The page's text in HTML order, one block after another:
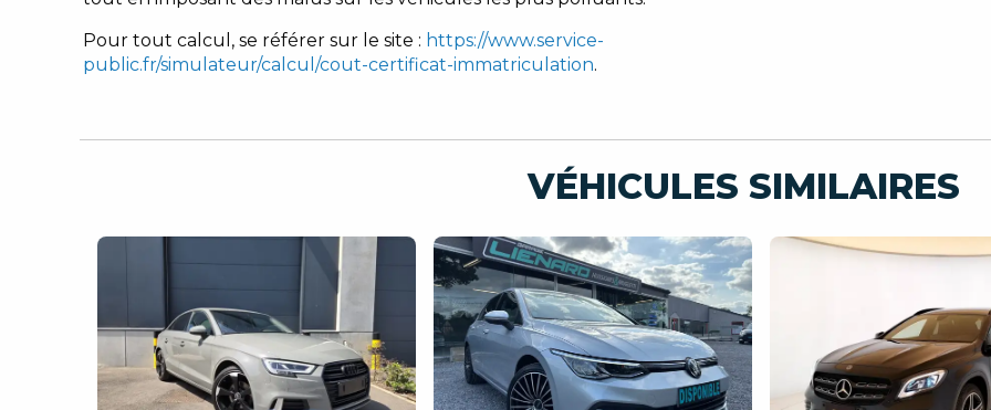
Pour tout calcul, se référer sur le site : https://www.service-
public.fr/simulateur/calcul/cout-certificat-immatriculation.
VÉHICULES SIMILAIRES